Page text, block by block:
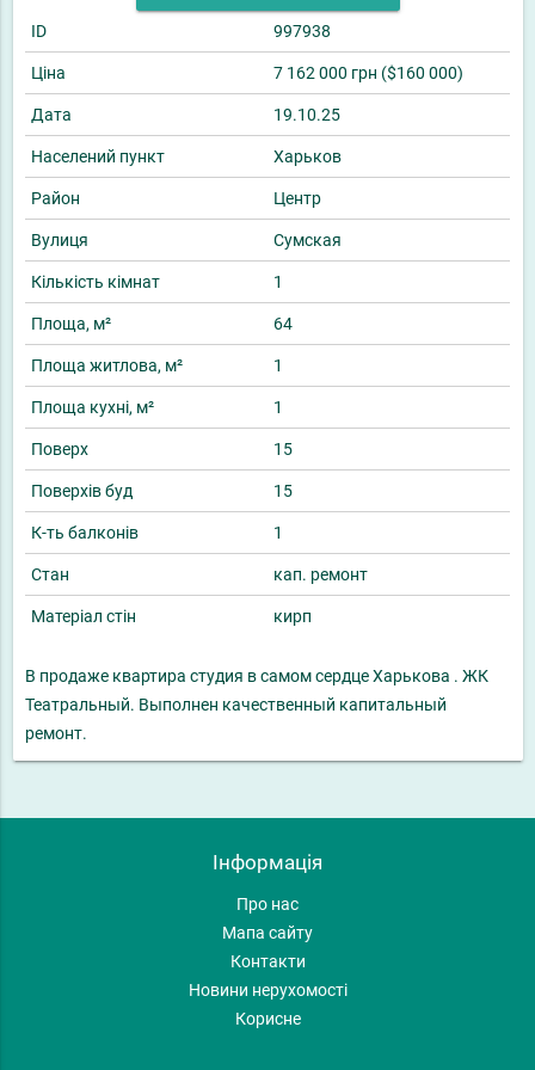
ID 997938
Ціна 7 162 000 грн ($160 000)
Дата 19.10.25
Населений пункт Харьков
Район Центр
Вулиця Сумская
Кількість кімнат 1
Площа, м² 64
Площа житлова, м² 1
Площа кухні, м² 1
Поверх 15
Поверхів буд 15
К-ть балконів 1
Стан кап. ремонт
Матеріал стін кирп
В продаже квартира студия в самом сердце Харькова . ЖК
Театральный. Выполнен качественный капитальный
ремонт.
Інформація
Про нас
Мапа сайту
Контакти
Новини нерухомості
Корисне